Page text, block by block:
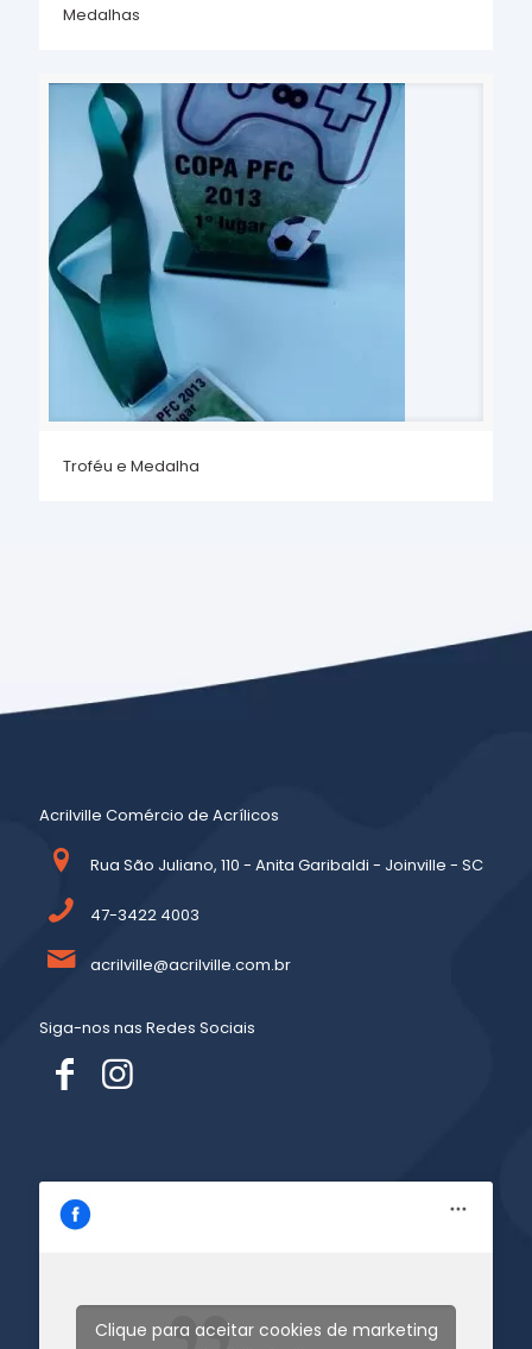
Medalhas
Troféu e Medalha
Acrilville Comércio de Acrílicos
Rua São Juliano, 110 - Anita Garibaldi - Joinville - SC
47-3422 4003
acrilville@acrilville.com.br
Siga-nos nas Redes Sociais
Clique para aceitar cookies de marketing